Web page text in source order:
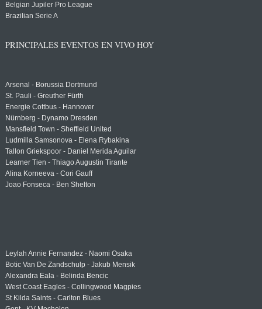
Belgian Jupiler Pro League
Brazilian Serie A
PRINCIPALES EVENTOS EN VIVO HOY
Arsenal - Borussia Dortmund
St. Pauli - Greuther Fürth
Energie Cottbus - Hannover
Nürnberg - Dynamo Dresden
Mansfield Town - Sheffield United
Ludmilla Samsonova - Elena Rybakina
Tallon Griekspoor - Daniel Merida Aguilar
Learner Tien - Thiago Augustin Tirante
Alina Korneeva - Cori Gauff
Joao Fonseca - Ben Shelton
Leylah Annie Fernandez - Naomi Osaka
Botic Van De Zandschulp - Jakub Mensik
Alexandra Eala - Belinda Bencic
West Coast Eagles - Collingwood Magpies
St Kilda Saints - Carlton Blues